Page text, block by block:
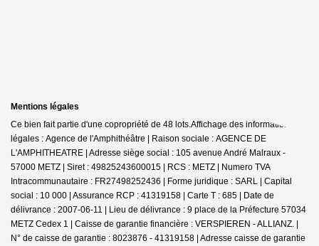
Mentions légales
Ce bien fait partie d'une copropriété de 48 lots.Affichage des informations
légales : Agence de l'Amphithéâtre | Raison sociale : AGENCE DE
L'AMPHITHEATRE | Adresse siège social : 105 avenue André Malraux -
57000 METZ | Siret : 49825243600015 | RCS : METZ | Numero TVA
Intracommunautaire : FR27498252436 | Forme juridique : SARL | Capital
social : 10 000 | Assurance RCP : 41319158 | Carte T : 685 | Date de
délivrance : 2007-06-11 | Lieu de délivrance : 9 place de la Préfecture 57034
METZ Cedex 1 | Caisse de garantie financière : VERSPIEREN - ALLIANZ. |
N° de caisse de garantie : 8023876 - 41319158 | Adresse caisse de garantie